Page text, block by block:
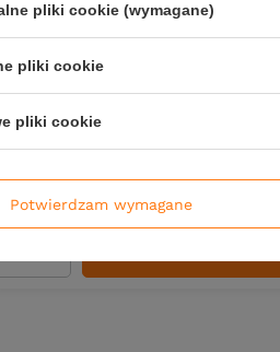
sumowe BKK Offset Heavy
Glow | #7/0 | 5 szt.
Ilość produktów
pliki cookie (wymagane)
pliki cookie
pliki cookie
Potwierdzam wymagane